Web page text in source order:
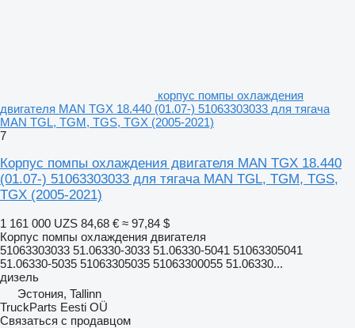
корпус помпы охлаждения
двигателя MAN TGX 18.440 (01.07-) 51063303033 для тягача
MAN TGL, TGM, TGS, TGX (2005-2021)
7
Корпус помпы охлаждения двигателя MAN TGX 18.440
(01.07-) 51063303033 для тягача MAN TGL, TGM, TGS,
TGX (2005-2021)
1 161 000 UZS 84,68 € ≈ 97,84 $
Корпус помпы охлаждения двигателя
51063303033 51.06330-3033 51.06330-5041 51063305041
51.06330-5035 51063305035 51063300055 51.06330...
дизель
Эстония, Tallinn
TruckParts Eesti OÜ
Связаться с продавцом